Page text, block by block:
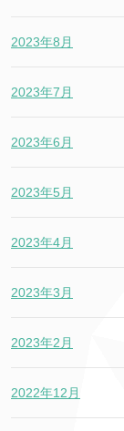
2023年8月
2023年7月
2023年6月
2023年5月
2023年4月
2023年3月
2023年2月
2022年12月